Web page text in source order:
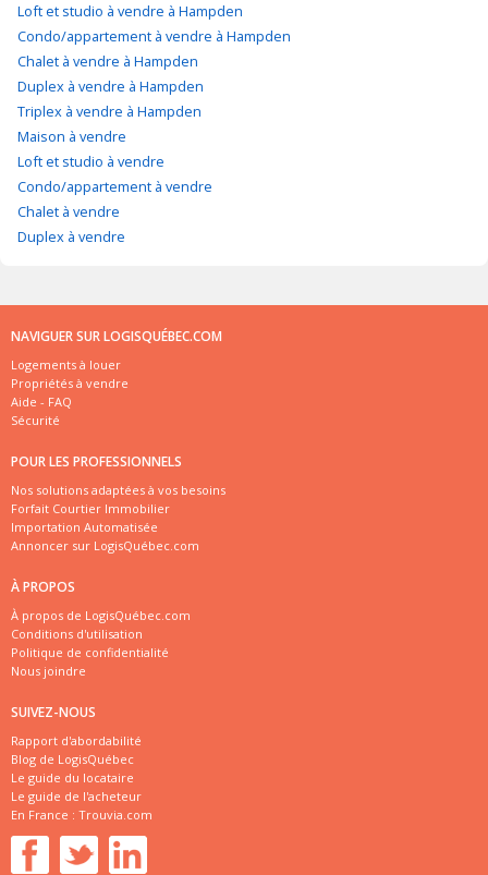
Loft et studio à vendre à Hampden
Condo/appartement à vendre à Hampden
Chalet à vendre à Hampden
Duplex à vendre à Hampden
Triplex à vendre à Hampden
Maison à vendre
Loft et studio à vendre
Condo/appartement à vendre
Chalet à vendre
Duplex à vendre
NAVIGUER SUR LOGISQUÉBEC.COM
Logements à louer
Propriétés à vendre
Aide - FAQ
Sécurité
POUR LES PROFESSIONNELS
Nos solutions adaptées à vos besoins
Forfait Courtier Immobilier
Importation Automatisée
Annoncer sur LogisQuébec.com
À PROPOS
À propos de LogisQuébec.com
Conditions d'utilisation
Politique de confidentialité
Nous joindre
SUIVEZ-NOUS
Rapport d'abordabilité
Blog de LogisQuébec
Le guide du locataire
Le guide de l'acheteur
En France : Trouvia.com